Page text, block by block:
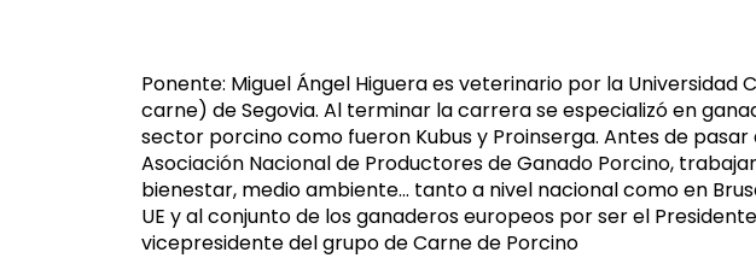
Ponente: Miguel Ángel Higuera es veterinario por la
carne) de Segovia. Al terminar la carrera se especializó en
sector porcino como fueron Kubus y Proinserga. Antes de pasar
Asociación Nacional de Productores de Ganado Porcino,
bienestar, medio ambiente... tanto a nivel nacional como en
UE y al conjunto de los ganaderos europeos por ser el
vicepresidente del grupo de Carne de Porcino